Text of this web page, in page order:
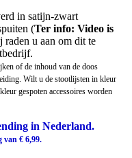
in satijn-zwart
(Ter info: Video is
u aan om dit te
of de inhoud van de doos
Wilt u de stootlijsten in kleur
gespoten accessoires worden
in Nederland.
van € 6,99.